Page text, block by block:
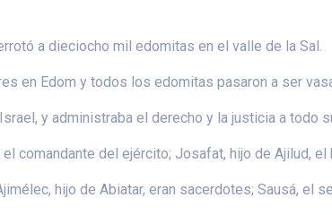
a dieciocho mil edomitas en el valle de la Sal.
en Edom y todos los edomitas pasaron a ser
y administraba el derecho y la justicia a todo
comandante del ejército; Josafat, hijo de Ajilud, el
hijo de Abiatar, eran sacerdotes; Sausá, el